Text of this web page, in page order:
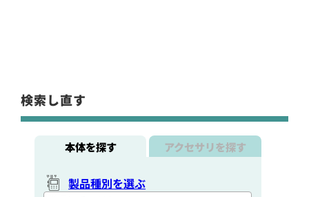
検索し直す
本体を探す アクセサリを探す
製品種別を選ぶ